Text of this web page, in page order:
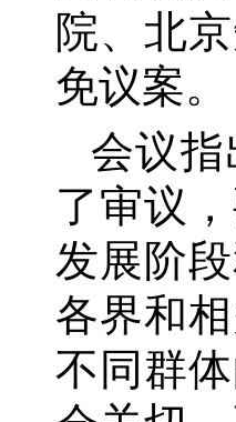
院、北
免议案。
会议
了审议
发展阶
各界和
不同群